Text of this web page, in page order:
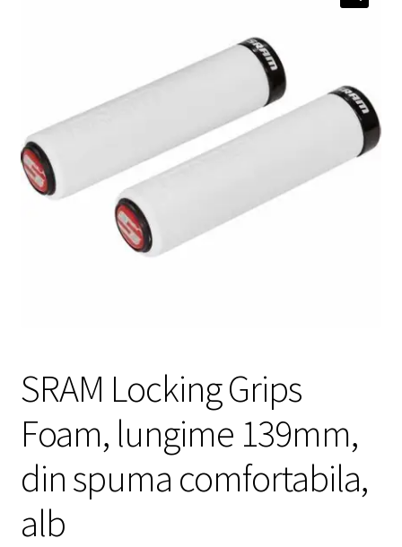
meniul
MANSOANE
Extinde
meniul
copil
MENTENANTA
ALTE CATEGORII
SRAM Locking Grips
Foam, lungime 139mm,
din spuma comfortabila,
alb